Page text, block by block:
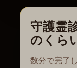
守護霊
のくら
数分で完了